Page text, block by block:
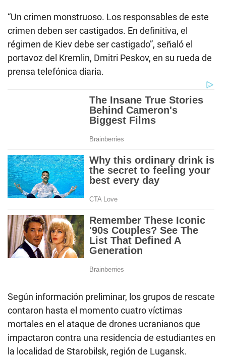
“Un crimen monstruoso. Los responsables de este
crimen deben ser castigados. En definitiva, el
régimen de Kiev debe ser castigado”, señaló el
portavoz del Kremlin, Dmitri Peskov, en su rueda de
prensa telefónica diaria.
Según información preliminar, los grupos de rescate
contaron hasta el momento cuatro víctimas
mortales en el ataque de drones ucranianos que
impactaron contra una residencia de estudiantes en
la localidad de Starobilsk, región de Lugansk.